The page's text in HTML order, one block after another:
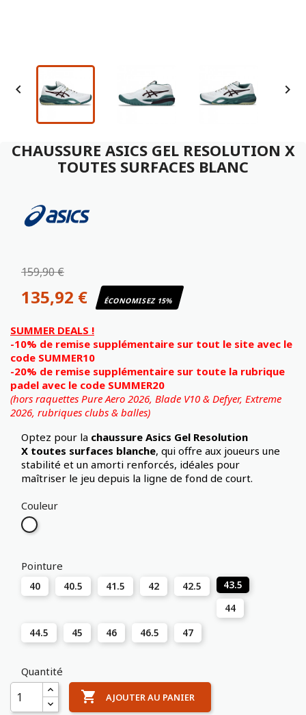
 
CHAUSSURE ASICS GEL RESOLUTION X
TOUTES SURFACES BLANC
159,90 €
135,92 € ÉCONOMISEZ 15%
SUMMER DEALS !
-10% de remise supplémentaire sur tout le site avec le
code SUMMER10
-20% de remise supplémentaire sur toute la rubrique
padel avec le code SUMMER20
(hors raquettes Pure Aero 2026, Blade V10 & Defyer, Extreme
2026, rubriques clubs & balles)
Optez pour la chaussure Asics Gel Resolution
X toutes surfaces blanche, qui offre aux joueurs une
stabilité et un amorti renforcés, idéales pour
maîtriser le jeu depuis la ligne de fond de court.
Couleur
Blanc
Pointure
40 40.5 41.5 42 42.5
43.5
44
44.5
45 46 46.5 47
Quantité
 AJOUTER AU PANIER